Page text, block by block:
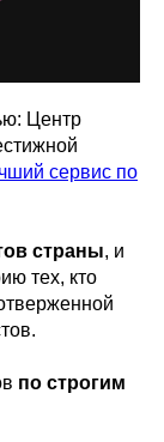
Центр
сервис по
страны, и
тех, кто
по строгим